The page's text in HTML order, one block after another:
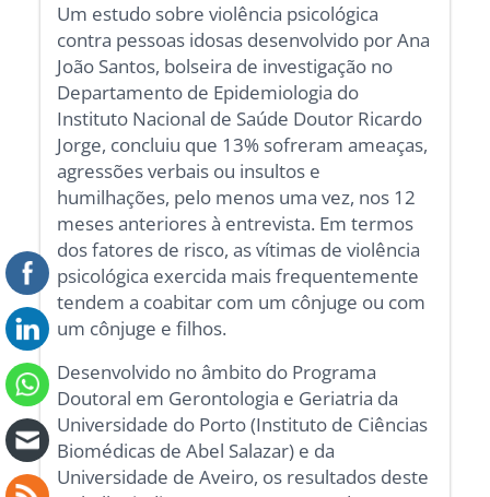
Um estudo sobre violência psicológica
contra pessoas idosas desenvolvido por Ana
João Santos, bolseira de investigação no
Departamento de Epidemiologia do
Instituto Nacional de Saúde Doutor Ricardo
Jorge, concluiu que 13% sofreram ameaças,
agressões verbais ou insultos e
humilhações, pelo menos uma vez, nos 12
meses anteriores à entrevista. Em termos
dos fatores de risco, as vítimas de violência
psicológica exercida mais frequentemente
tendem a coabitar com um cônjuge ou com
um cônjuge e filhos.
Desenvolvido no âmbito do Programa
Doutoral em Gerontologia e Geriatria da
Universidade do Porto (Instituto de Ciências
Biomédicas de Abel Salazar) e da
Universidade de Aveiro, os resultados deste